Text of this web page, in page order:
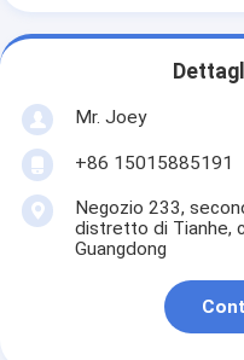
Mr. Joey
+86 15015885191
Negozio 233,
distretto di Tianhe,
Guangdong